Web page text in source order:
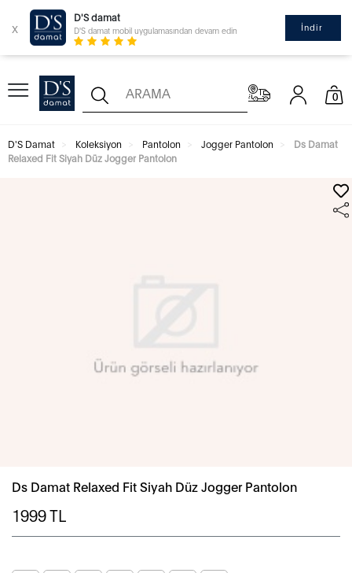
x
D'S damat
D'S damat mobil uygulamasından devam edin İndir
0
D'S Damat Koleksiyon Pantolon Jogger Pantolon
Ds Damat
Relaxed Fit Siyah Düz Jogger Pantolon
Ds Damat Relaxed Fit Siyah Düz Jogger Pantolon
1999TL